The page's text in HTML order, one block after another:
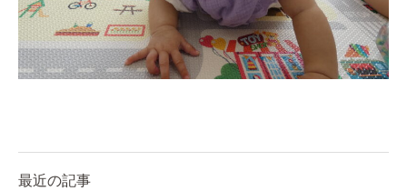
最近の記事